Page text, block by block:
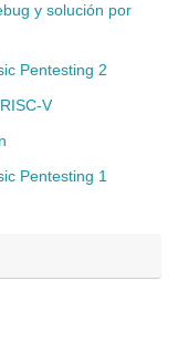
y solución por
Pentesting 2
V
Pentesting 1